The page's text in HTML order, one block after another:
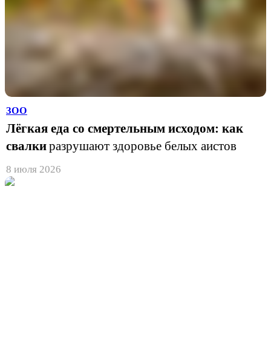
ЗОО
Лёгкая еда со смертельным исходом: как
свалкиразрушают здоровье белых аистов
8 июля 2026